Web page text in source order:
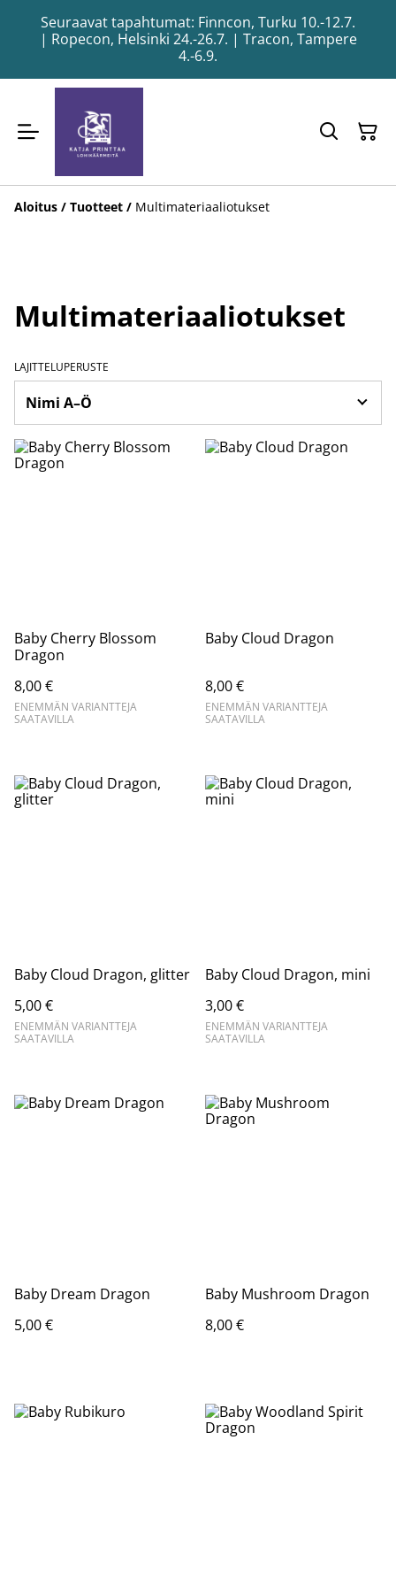
Seuraavat tapahtumat: Finncon, Turku 10.-12.7.
| Ropecon, Helsinki 24.-26.7. | Tracon, Tampere
4.-6.9.
Aloitus / Tuotteet / Multimateriaaliotukset
Multimateriaaliotukset
LAJITTELUPERUSTE
Baby Cherry Blossom
Dragon
8,00 €
ENEMMÄN VARIANTTEJA
SAATAVILLA
Baby Cloud Dragon
8,00 €
ENEMMÄN VARIANTTEJA
SAATAVILLA
Baby Cloud Dragon, glitter
5,00 €
ENEMMÄN VARIANTTEJA
SAATAVILLA
Baby Cloud Dragon, mini
3,00 €
ENEMMÄN VARIANTTEJA
SAATAVILLA
Baby Dream Dragon
5,00 €
Baby Mushroom Dragon
8,00 €